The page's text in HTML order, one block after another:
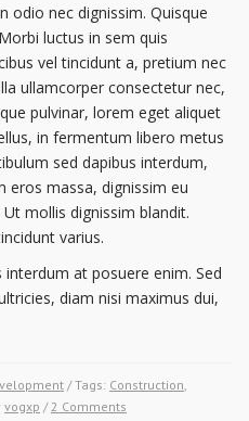
odio nec dignissim. Quisque
luctus in sem quis
vel tincidunt a, pretium nec
ullamcorper consectetur nec,
pulvinar, lorem eget aliquet
in fermentum libero metus
sed dapibus interdum,
eros massa, dignissim eu
mollis dignissim blandit.
varius.
at posuere enim. Sed
diam nisi maximus dui,
/ Tags: Construction
vogxp / 2 Comments